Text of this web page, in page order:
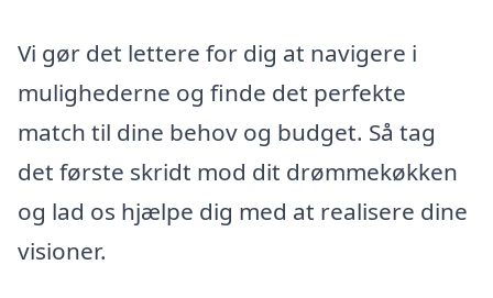
Vi gør det lettere for dig at navigere i
mulighederne og finde det perfekte
match til dine behov og budget. Så tag
det første skridt mod dit drømmekøkken
og lad os hjælpe dig med at realisere dine
visioner.